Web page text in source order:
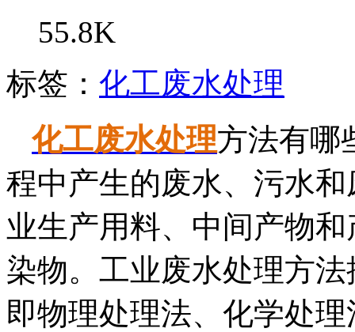
55.8K
标签： 化工废水处理
化工废水处理方法有哪
程中产生的废水、污水
业生产用料、中间产物
染物。工业废水处理方
即物理处理法、化学处